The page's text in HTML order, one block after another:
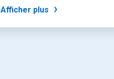
Afficher plus